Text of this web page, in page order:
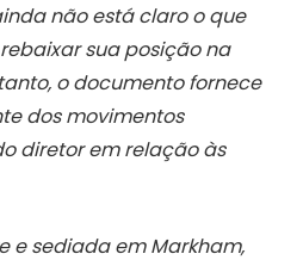
não está claro o que
sua posição na
o documento fornece
dos movimentos
diretor em relação às
e sediada em Markham,